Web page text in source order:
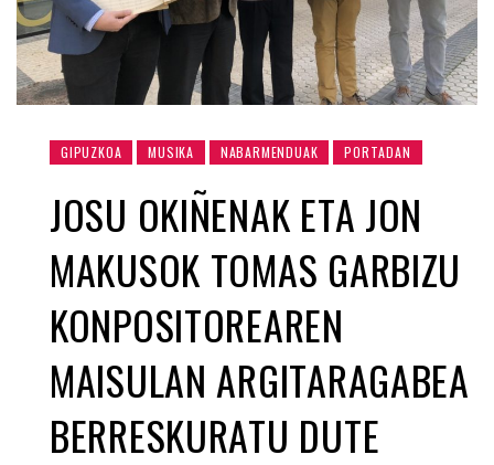
GIPUZKOA MUSIKA NABARMENDUAK PORTADAN
JOSU OKIÑENAK ETA JON
MAKUSOK TOMAS GARBIZU
KONPOSITOREAREN
MAISULAN ARGITARAGABEA
BERRESKURATU DUTE